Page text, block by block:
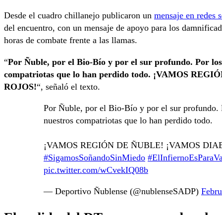
Desde el cuadro chillanejo publicaron un mensaje en redes
del encuentro, con un mensaje de apoyo para los
horas de combate frente a las llamas.
“Por Ñuble, por el Bio-Bío y por el sur profundo. Por
compatriotas que lo han perdido todo. ¡VAMOS
ROJOS!“, señaló el texto.
Por Ñuble, por el Bio-Bío y por el sur profundo.
nuestros compatriotas que lo han perdido todo.
¡VAMOS REGIÓN DE ÑUBLE! ¡VAMOS
#SigamosSoñandoSinMiedo
pic.twitter.com/wCvekIQ08b
— Deportivo Ñublense (@nublenseSADP)